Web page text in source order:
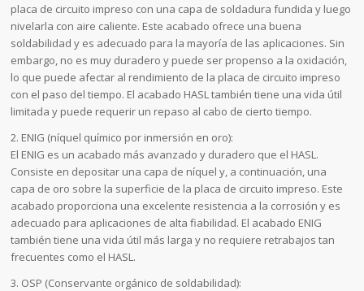
placa de circuito impreso con una capa de soldadura fundida y luego
nivelarla con aire caliente. Este acabado ofrece una buena
soldabilidad y es adecuado para la mayoría de las aplicaciones. Sin
embargo, no es muy duradero y puede ser propenso a la oxidación,
lo que puede afectar al rendimiento de la placa de circuito impreso
con el paso del tiempo. El acabado HASL también tiene una vida útil
limitada y puede requerir un repaso al cabo de cierto tiempo.
2. ENIG (níquel químico por inmersión en oro):
El ENIG es un acabado más avanzado y duradero que el HASL.
Consiste en depositar una capa de níquel y, a continuación, una
capa de oro sobre la superficie de la placa de circuito impreso. Este
acabado proporciona una excelente resistencia a la corrosión y es
adecuado para aplicaciones de alta fiabilidad. El acabado ENIG
también tiene una vida útil más larga y no requiere retrabajos tan
frecuentes como el HASL.
3. OSP (Conservante orgánico de soldabilidad):